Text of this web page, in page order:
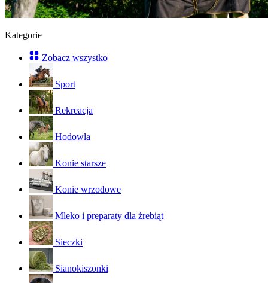
Kategorie
Zobacz wszystko
Sport
Rekreacja
Hodowla
Konie starsze
Konie wrzodowe
Mleko i preparaty dla źrebiąt
Sieczki
Sianokiszonki